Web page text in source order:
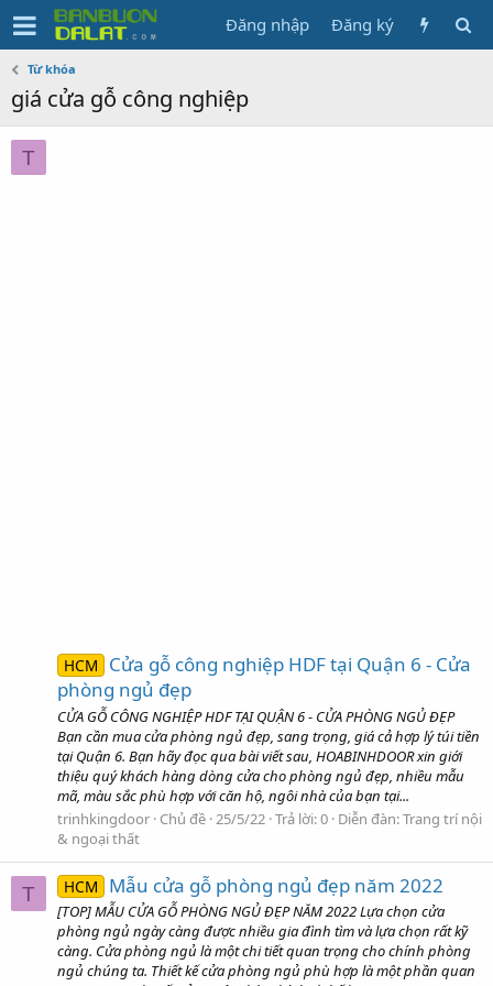
Đăng nhập Đăng ký
Từ khóa
giá cửa gỗ công nghiệp
T
HCM
Cửa gỗ công nghiệp HDF tại Quận 6 - Cửa
phòng ngủ đẹp
CỬA GỖ CÔNG NGHIỆP HDF TẠI QUẬN 6 - CỬA PHÒNG NGỦ ĐẸP
Bạn cần mua cửa phòng ngủ đẹp, sang trọng, giá cả hợp lý túi tiền
tại Quận 6. Bạn hãy đọc qua bài viết sau, HOABINHDOOR xin giới
thiệu quý khách hàng dòng cửa cho phòng ngủ đẹp, nhiều mẫu
mã, màu sắc phù hợp với căn hộ, ngôi nhà của bạn tại...
trinhkingdoor Chủ đề 25/5/22 Trả lời: 0 Diễn đàn:Trang trí nội
& ngoại thất
T HCM Mẫu cửa gỗ phòng ngủ đẹp năm 2022
[TOP] MẪU CỬA GỖ PHÒNG NGỦ ĐẸP NĂM 2022 Lựa chọn cửa
phòng ngủ ngày càng được nhiều gia đình tìm và lựa chọn rất kỹ
càng. Cửa phòng ngủ là một chi tiết quan trọng cho chính phòng
ngủ chúng ta. Thiết kế cửa phòng ngủ phù hợp là một phần quan